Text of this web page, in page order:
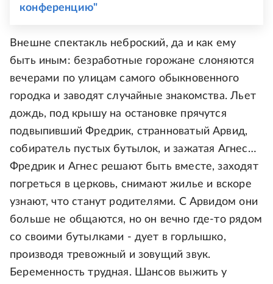
конференцию"
Внешне спектакль неброский, да и как ему
быть иным: безработные горожане слоняются
вечерами по улицам самого обыкновенного
городка и заводят случайные знакомства. Льет
дождь, под крышу на остановке прячутся
подвыпивший Фредрик, странноватый Арвид,
собиратель пустых бутылок, и зажатая Агнес…
Фредрик и Агнес решают быть вместе, заходят
погреться в церковь, снимают жилье и вскоре
узнают, что станут родителями. С Арвидом они
больше не общаются, но он вечно где-то рядом
со своими бутылками - дует в горлышко,
производя тревожный и зовущий звук.
Беременность трудная. Шансов выжить у